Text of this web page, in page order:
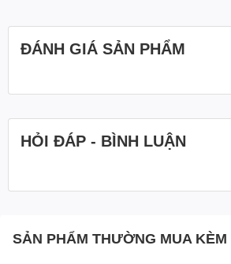
ĐÁNH GIÁ SẢN PHẨM
HỎI ĐÁP - BÌNH LUẬN
SẢN PHẨM THƯỜNG MUA KÈM